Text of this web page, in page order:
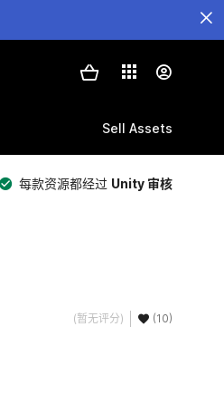
Sell Assets
每款资源都经过 Unity 审核
(暂无评分) (10)